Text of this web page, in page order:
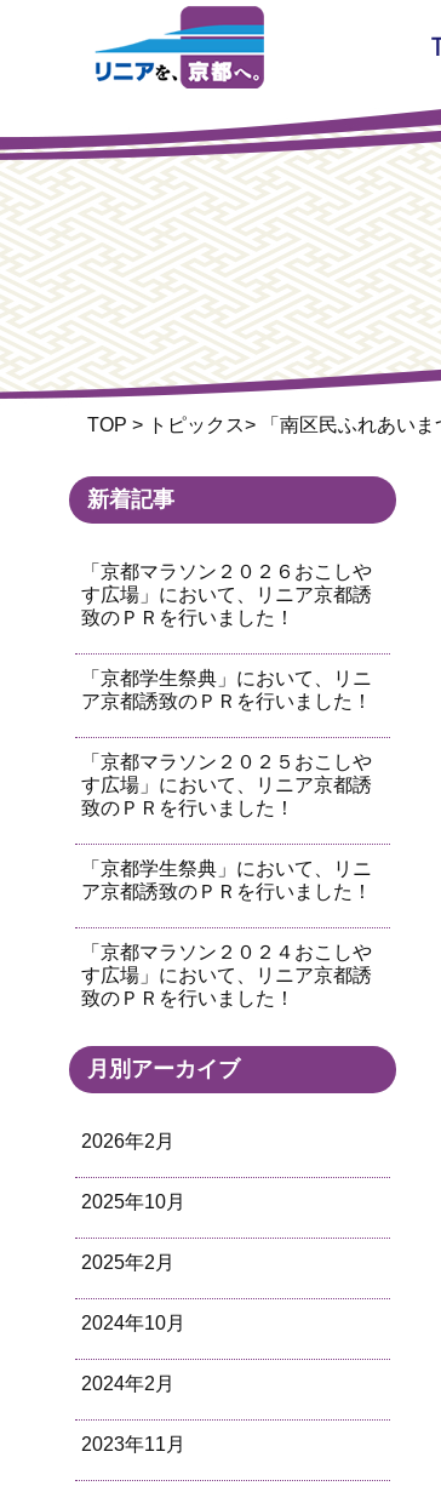
TOP > トピックス> 「南区民ふれあい
新着記事
「京都マラソン２０２６おこしや
す広場」において、リニア京都誘
致のＰＲを行いました！
「京都学生祭典」において、リニ
ア京都誘致のＰＲを行いました！
「京都マラソン２０２５おこしや
す広場」において、リニア京都誘
致のＰＲを行いました！
「京都学生祭典」において、リニ
ア京都誘致のＰＲを行いました！
「京都マラソン２０２４おこしや
す広場」において、リニア京都誘
致のＰＲを行いました！
月別アーカイブ
2026年2月
2025年10月
2025年2月
2024年10月
2024年2月
2023年11月